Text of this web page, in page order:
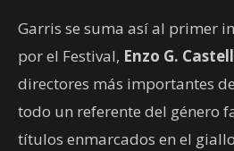
Garris se suma así al primer
por el Festival, Enzo G.
directores más importantes
todo un referente del género
títulos enmarcados en el